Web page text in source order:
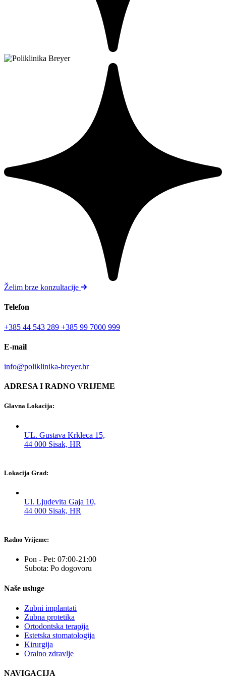
Želim brze konzultacije
Telefon
+385 44 543 289 +385 99 7000 999
E-mail
info@poliklinika-breyer.hr
ADRESA I RADNO VRIJEME
Glavna Lokacija:
UL. Gustava Krkleca 15,
44 000 Sisak, HR
Lokacija Grad:
Ul. Ljudevita Gaja 10,
44 000 Sisak, HR
Radno Vrijeme:
Pon - Pet: 07:00-21:00
Subota: Po dogovoru
Naše usluge
Zubni implantati
Zubna protetika
Ortodontska terapija
Estetska stomatologija
Kirurgija
Oralno zdravlje
NAVIGACIJA